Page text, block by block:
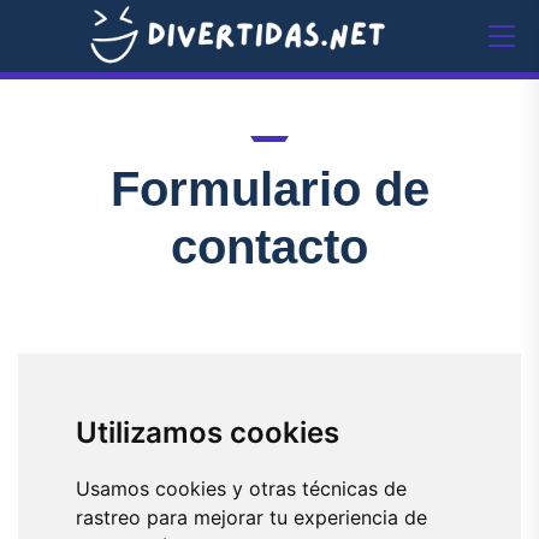
Formulario de
contacto